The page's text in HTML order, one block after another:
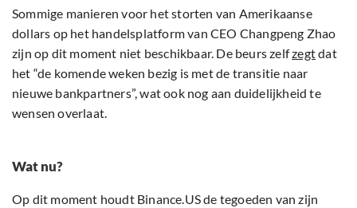
Sommige manieren voor het storten van Amerikaanse
dollars op het handelsplatform van CEO Changpeng Zhao
zijn op dit moment niet beschikbaar. De beurs zelfzegtdat
het “de komende weken bezig is met de transitie naar
nieuwe bankpartners”, wat ook nog aan duidelijkheid te
wensen overlaat.
Wat nu?
Op dit moment houdt Binance.US de tegoeden van zijn